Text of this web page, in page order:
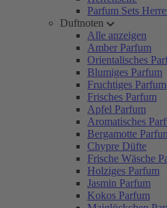
Parfum Sets
Duftnoten
Alle anzeigen
Amber Parfum
Orientalisches
Blumiges Parfum
Fruchtiges Parfum
Frisches Parfum
Apfel Parfum
Aromatisches
Bergamotte
Chypre Düfte
Frische Wäsche
Holziges Parfum
Jasmin Parfum
Kokos Parfum